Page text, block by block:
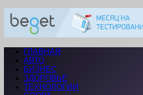
ГЛАВНАЯ
АВТО
БИЗНЕС
ЗДОРОВЬЕ
ТЕХНОЛОГИИ